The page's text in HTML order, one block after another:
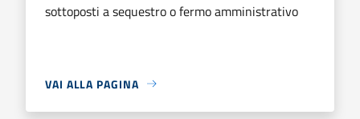
sottoposti a sequestro o fermo amministrativo
VAI ALLA PAGINA